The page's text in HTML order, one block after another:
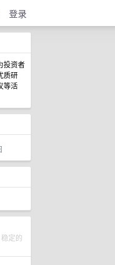
登录
投资者
质研
等活
定的